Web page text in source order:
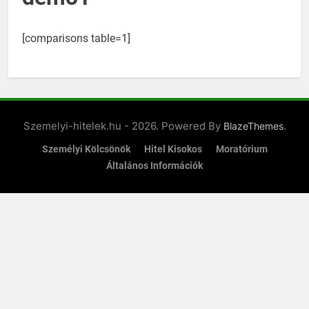
[comparisons table=1]
Szemelyi-hitelek.hu - 2026. Powered By BlazeThemes.
Személyi Kölcsönök Hitel Kisokos
Moratórium
Általános Információk